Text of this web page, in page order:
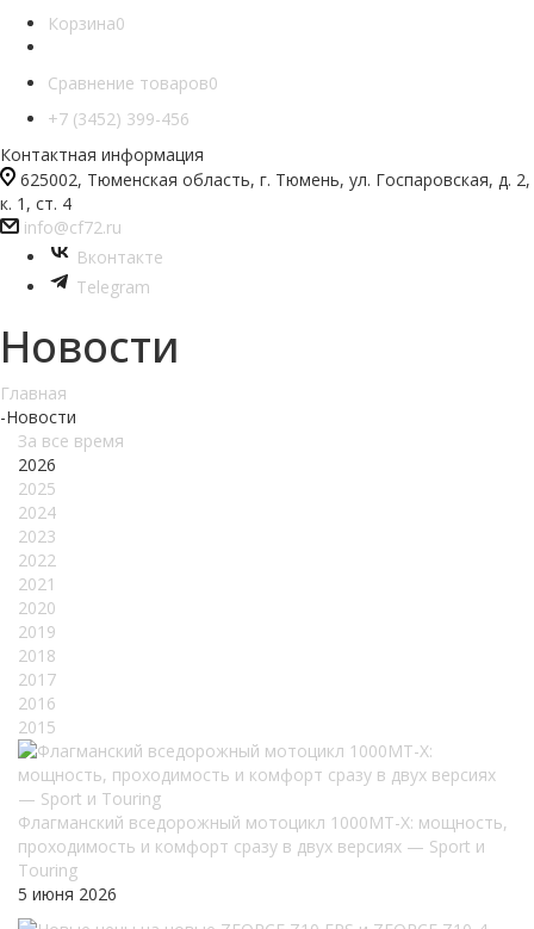
Корзина0
Сравнение товаров0
+7 (3452) 399-456
Контактная информация
625002, Тюменская область, г. Тюмень, ул. Госпаровская, д. 2,
к. 1, ст. 4
info@cf72.ru
Вконтакте
Telegram
Новости
Главная
-Новости
За все время
2026
2025
2024
2023
2022
2021
2020
2019
2018
2017
2016
2015
Флагманский вседорожный мотоцикл 1000MT-X: мощность,
проходимость и комфорт сразу в двух версиях — Sport и
Touring
5 июня 2026